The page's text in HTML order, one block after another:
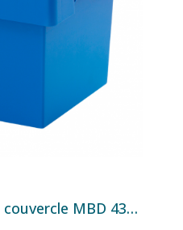
Bac réutilisable avec couvercle MBD 4327 - 400x300x290 mm - 20,1 L